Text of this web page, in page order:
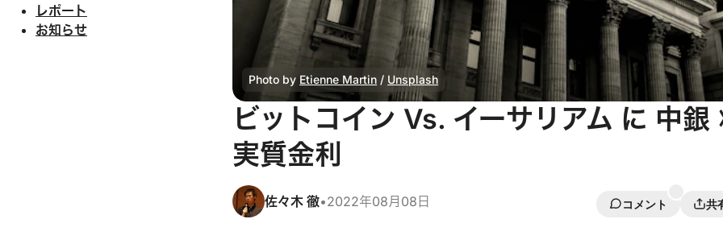
レポート
お知らせ
Photo by Etienne Martin / Unsplash
ビットコイン Vs. イーサリアム に 中銀
実質⾦利
佐々木 徹•2022年08月08日 コメント 共